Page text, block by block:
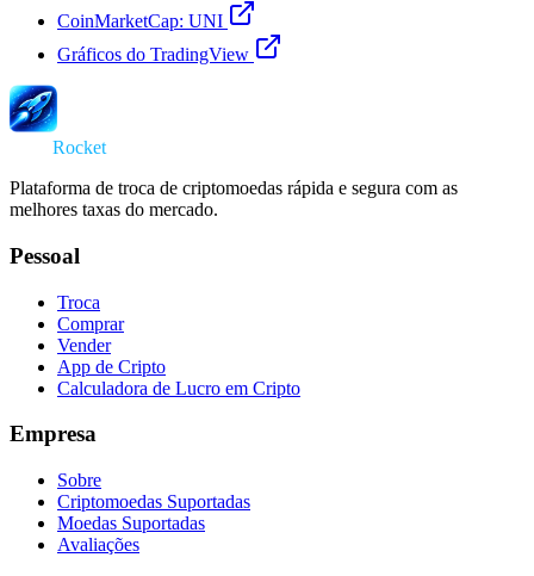
CoinMarketCap: UNI
Gráficos do TradingView
Rocket
Plataforma de troca de criptomoedas rápida e segura com as
melhores taxas do mercado.
Pessoal
Troca
Comprar
Vender
App de Cripto
Calculadora de Lucro em Cripto
Empresa
Sobre
Criptomoedas Suportadas
Moedas Suportadas
Avaliações